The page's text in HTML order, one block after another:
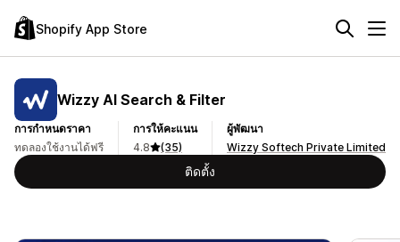
Shopify App Store
Wizzy AI Search & Filter
การกำหนดราคา
ทดลองใช้งานได้ฟรี
การให้คะแนน
4.8
(35)
ผู้พัฒนา
Wizzy Softech Private Limited
ติดตั้ง